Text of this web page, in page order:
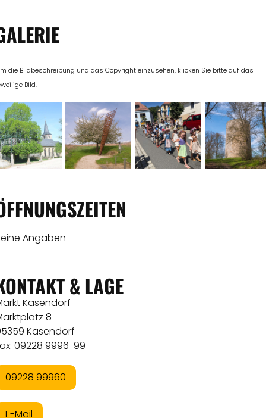
die Bildbeschreibung und das Copyright einzusehen, klicken Sie bitte auf das
Bild.
Angaben
& LAGE
Kasendorf
8
Kasendorf
09228 9996-99
09228 99960
E-Mail